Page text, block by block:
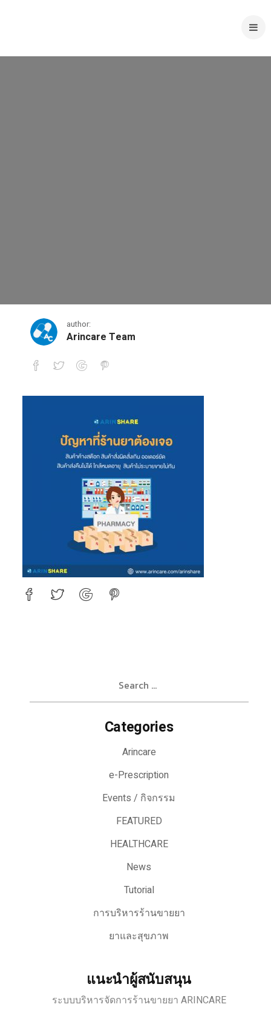
author:
Arincare Team
1
Categories
Arincare
e-Prescription
Events / กิจกรรม
FEATURED
HEALTHCARE
News
Tutorial
การบริหารร้านขายยา
ยาและสุขภาพ
แนะนำผู้สนับสนุน
ระบบบริหารจัดการร้านขายยา ARINCARE